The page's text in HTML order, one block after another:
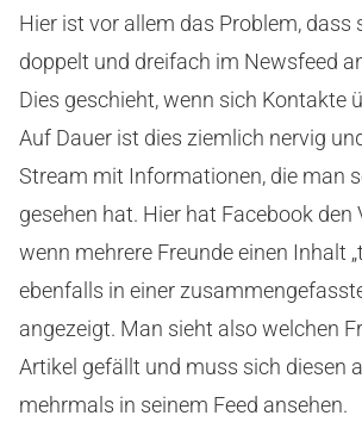
Hier ist vor allem das Problem, dass
doppelt und dreifach im Newsfeed
Dies geschieht, wenn sich Kontakte
Auf Dauer ist dies ziemlich nervig
Stream mit Informationen, die man
gesehen hat. Hier hat Facebook den
wenn mehrere Freunde einen Inhalt
ebenfalls in einer
angezeigt. Man sieht also welchen
Artikel gefällt und muss sich diesen
mehrmals in seinem Feed ansehen.